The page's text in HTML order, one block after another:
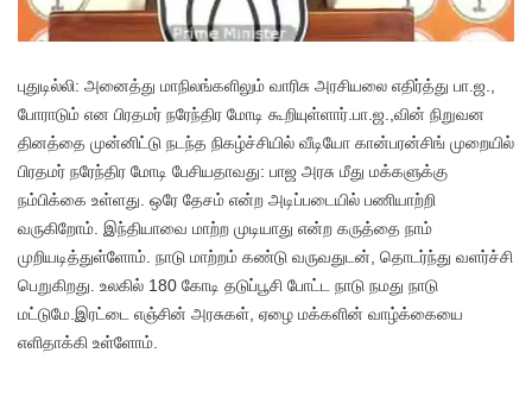
புதுடில்லி: அனைத்து மாநிலங்களிலும் வாரிசு அரசியலை எதிர்த்து பா.ஜ.,
போராடும் என பிரதமர் நரேந்திர மோடி கூறியுள்ளார்.பா.ஜ.,வின் நிறுவன
தினத்தை முன்னிட்டு நடந்த நிகழ்ச்சியில் வீடியோ கான்பரன்சிங் முறையில்
பிரதமர் நரேந்திர மோடி பேசியதாவது: பாஜ அரசு மீது மக்களுக்கு
நம்பிக்கை உள்ளது. ஒரே தேசம் என்ற அடிப்படையில் பணியாற்றி
வருகிறோம். இந்தியாவை மாற்ற முடியாது என்ற கருத்தை நாம்
முறியடித்துள்ளோம். நாடு மாற்றம் கண்டு வருவதுடன், தொடர்ந்து வளர்ச்சி
பெறுகிறது. உலகில் 180 கோடி தடுப்பூசி போட்ட நாடு நமது நாடு
மட்டுமே.இரட்டை எஞ்சின் அரசுகள், ஏழை மக்களின் வாழ்க்கையை
எளிதாக்கி உள்ளோம்.